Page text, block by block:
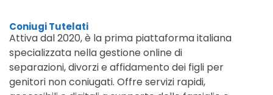
Coniugi Tutelati
Attiva dal 2020, è la prima piattaforma italiana
specializzata nella gestione online di
separazioni, divorzi e affidamento dei figli per
genitori non coniugati. Offre servizi rapidi,